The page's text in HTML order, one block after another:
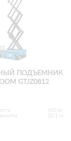
ПОДЪЕМНИК
GTJZ0812
450 кг
10.1 м